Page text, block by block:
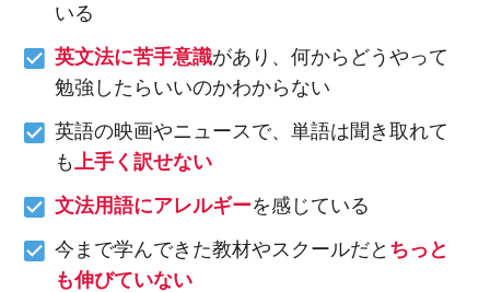
いる
英文法に苦手意識があり、何からどうやって
勉強したらいいのかわからない
英語の映画やニュースで、単語は聞き取れて
も
上手く訳せない
文法用語にアレルギーを感じている
今まで学んできた教材やスクールだと ちっと
も伸びていない